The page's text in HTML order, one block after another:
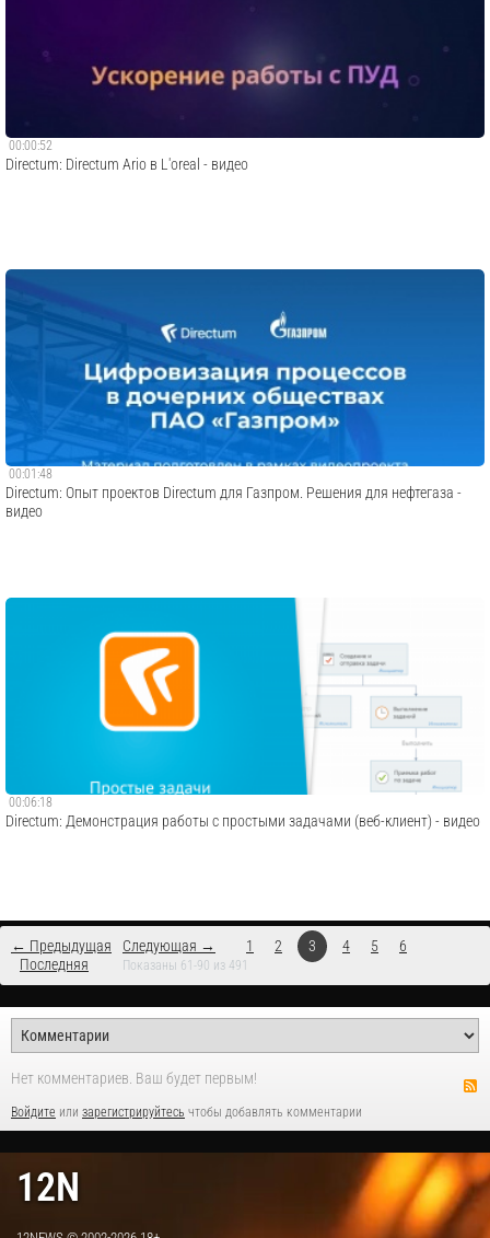
00:00:52
Directum: Directum Ario в L'oreal - видео
00:01:48
Directum: Опыт проектов Directum для Газпром. Решения для нефтегаза -
видео
00:06:18
Directum: Демонстрация работы с простыми задачами (веб-клиент) - видео
← Предыдущая Следующая → 1 2 3 4 5
6
Последняя
Показаны 61-90 из 491
Нет комментариев. Ваш будет первым!
Войдите или зарегистрируйтесь чтобы добавлять комментарии
12N